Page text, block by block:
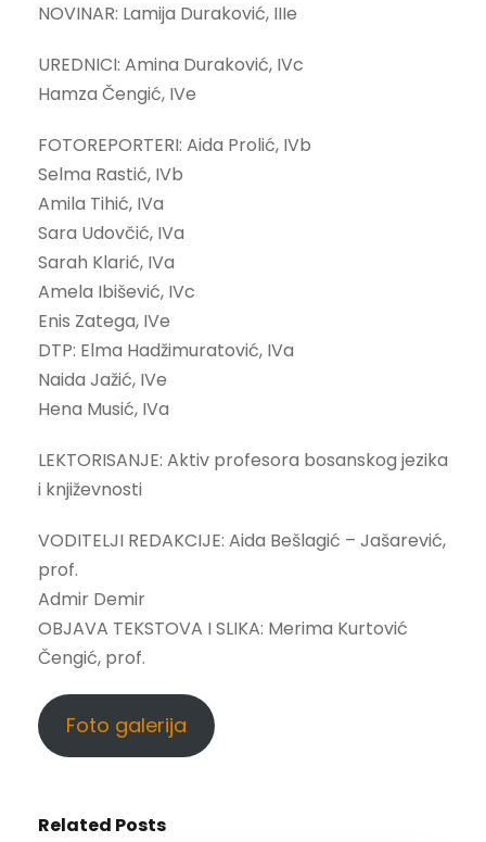
NOVINAR: Lamija Duraković, IIIe
UREDNICI: Amina Duraković, IVc
Hamza Čengić, IVe
FOTOREPORTERI: Aida Prolić, IVb
Selma Rastić, IVb
Amila Tihić, IVa
Sara Udovčić, IVa
Sarah Klarić, IVa
Amela Ibišević, IVc
Enis Zatega, IVe
DTP: Elma Hadžimuratović, IVa
Naida Jažić, IVe
Hena Musić, IVa
LEKTORISANJE: Aktiv profesora bosanskog jezika
i književnosti
VODITELJI REDAKCIJE: Aida Bešlagić – Jašarević,
prof.
Admir Demir
OBJAVA TEKSTOVA I SLIKA: Merima Kurtović
Čengić, prof.
Foto galerija
Related Posts